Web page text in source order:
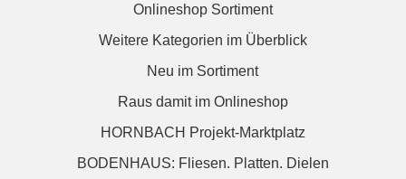
Onlineshop Sortiment
Weitere Kategorien im Überblick
Neu im Sortiment
Raus damit im Onlineshop
HORNBACH Projekt-Marktplatz
BODENHAUS: Fliesen. Platten. Dielen